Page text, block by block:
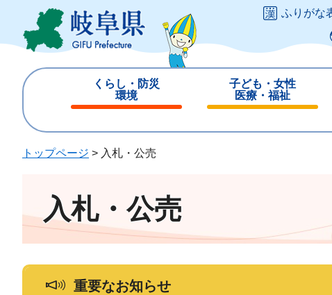
ジ
ュ
ふりがな
くらし・防災
環境
じ
子ども・女性
医療・福祉
じ
トップページ > 入札・公売
入札・公売
重要なお知らせ